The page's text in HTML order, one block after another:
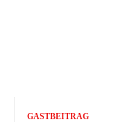
GASTBEITRAG